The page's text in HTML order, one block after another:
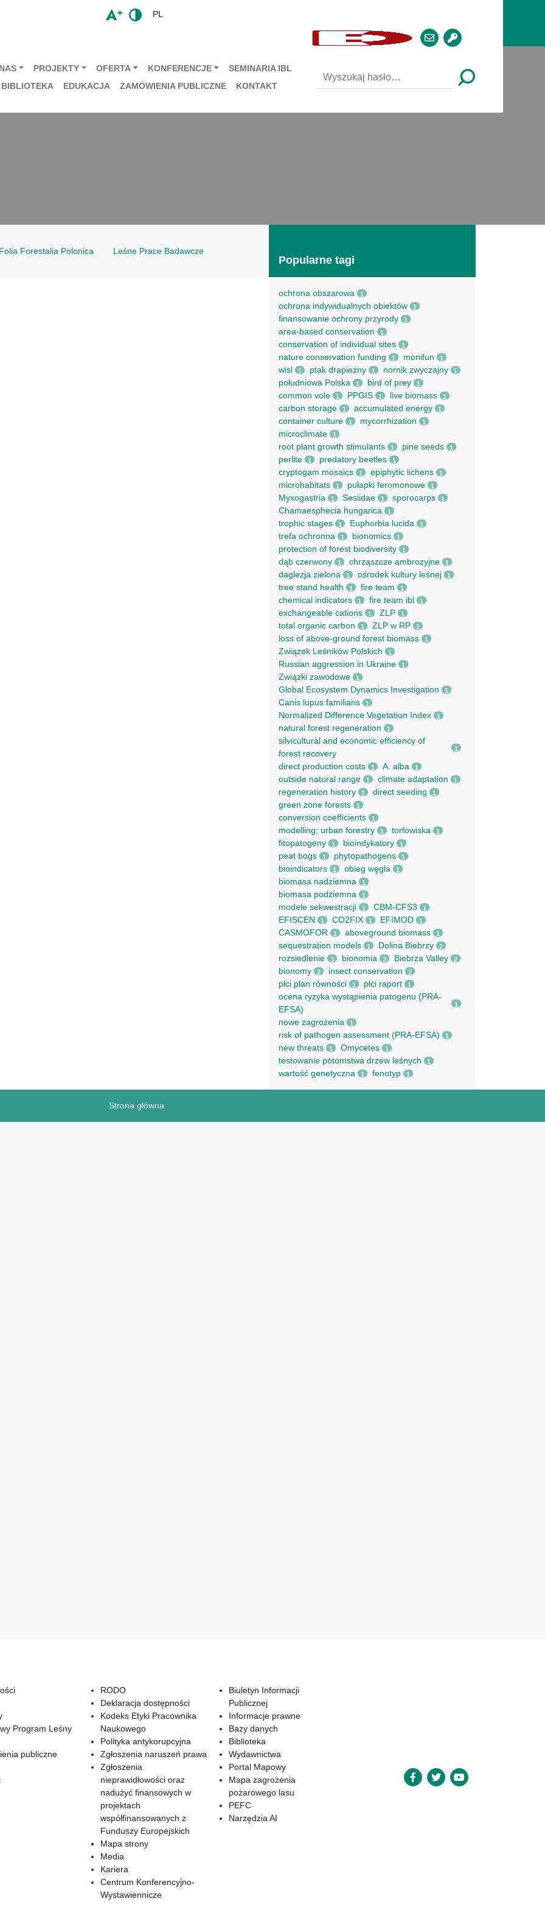
PL
PROJEKTY OFERTA KONFERENCJE
SEMINARIA IBL
BIBLIOTEKA
EDUKACJA ZAMÓWIENIA PUBLICZNE KONTAKT
Forestalia Polonica Leśne Prace Badawcze
Popularne tagi
ochrona obszarowa 1
ochrona indywidualnych obiektów 1
finansowanie ochrony przyrody 1
area-based conservation 1
conservation of individual sites 1
nature conservation funding 1 monifun 1
wisl 1 ptak drapieżny 1 nornik zwyczajny 1
południowa Polska 1 bird of prey 1
common vole 1 PPGIS 1 live biomass 1
carbon storage 1 accumulated energy 1
container culture 1 mycorrhization 1
microclimate 1
root рlant growth stimulants 1 pine seeds 1
perlite 1 predatory beetles 1
cryptogam mosaics 1 epiphytic lichens 1
microhabitats 1 pułapki feromonowe 1
Myxogastria 1 Sesiidae 1 sporocarps 1
Chamaesphecia hungarica 1
trophic stages 1 Euphorbia lucida 1
trefa ochronna 1 bionomics 1
protection of forest biodiversity 1
dąb czerwony 1 chrząszcze ambrozyjne 1
daglezja zielona 1 ośrodek kultury leśnej 1
tree stand health 1 fire team 1
chemical indicators 1 fire team ibl 1
exchangeable cations 1 ZLP 1
total organic carbon 1 ZLP w RP 1
loss of above-ground forest biomass 1
Związek Leśników Polskich 1
Russian aggression in Ukraine 1
Związki zawodowe 1
Global Ecosystem Dynamics Investigation 1
Canis lupus familiaris 1
Normalized Difference Vegetation Index 1
natural forest regeneration 1
silvicultural and economic efficiency of
forest recovery
1
direct production costs 1 A. alba 1
outside natural range 1 climate adaptation 1
regeneration history 1 direct seeding 1
green zone forests 1
conversion coefficients 1
modelling; urban forestry 1 torfowiska 1
fitopatogeny 1 bioindykatory 1
peat bogs 1 phytopathogens 1
bioindicators 1 obieg węgla 1
biomasa nadziemna 1
biomasa podziemna 1
modele sekwestracji 1 CBM-CFS3 1
EFISCEN 1 CO2FIX 1 EFIMOD 1
CASMOFOR 1 aboveground biomass 1
sequestration models 1 Dolina Biebrzy 2
rozsiedlenie 3 bionomia 3 Biebrza Valley 2
bionomy 2 insect conservation 2
płci plan równości 1 płci raport 1
ocena ryzyka wystąpienia patogenu (PRA-
EFSA)
1
nowe zagrożenia 1
risk of pathogen assessment (PRA-EFSA) 1
new threats 1 Omycetes 1
testowanie potomstwa drzew leśnych 1
wartość genetyczna 1 fenotyp 1
Strona główna
Program Leśny
publiczne
RODO
Deklaracja dostępności
Kodeks Etyki Pracownika
Naukowego
Polityka antykorupcyjna
Zgłoszenia naruszeń prawa
Zgłoszenia
nieprawidłowości oraz
nadużyć finansowych w
projektach
współfinansowanych z
Funduszy Europejskich
Mapa strony
Media
Kariera
Centrum Konferencyjno-
Wystawiennicze
Biuletyn Informacji
Publicznej
Informacje prawne
Bazy danych
Biblioteka
Wydawnictwa
Portal Mapowy
Mapa zagrożenia
pożarowego lasu
PEFC
Narzędzia AI